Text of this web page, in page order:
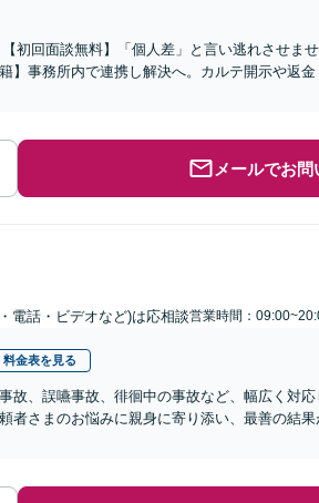
初回面談無料】「個人差」と言い逃れさせま
】事務所内で連携し解決へ。カルテ開示や返
メールでお
電話・ビデオなど)は応相談営業時間：
料金表を見る
故、誤嚥事故、徘徊中の事故など、幅広く対
者さまのお悩みに親身に寄り添い、最善の結